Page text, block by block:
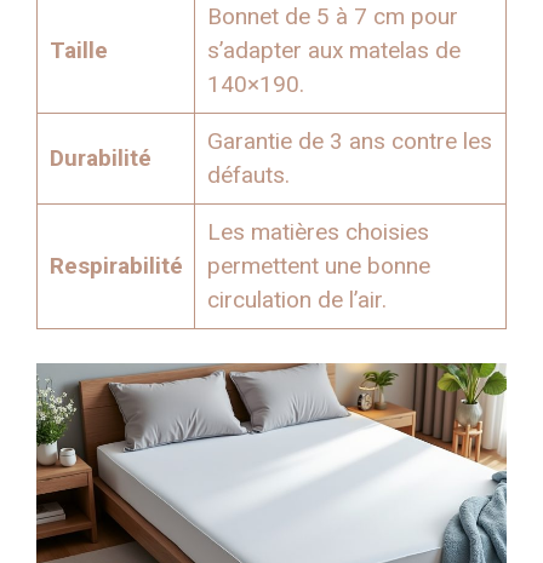
Taille
Bonnet de 5 à 7 cm pour
s’adapter aux matelas de
140×190.
Durabilité
Garantie de 3 ans contre les
défauts.
Respirabilité
Les matières choisies
permettent une bonne
circulation de l’air.